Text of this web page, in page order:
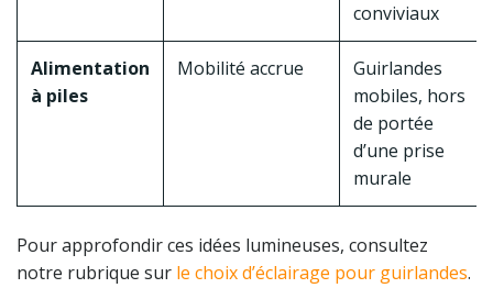
conviviaux
Alimentation
à piles
Mobilité accrue
Guirlandes
mobiles, hors
de portée
d’une prise
murale
Pour approfondir ces idées lumineuses, consultez
notre rubrique sur le choix d’éclairage pour guirlandes.